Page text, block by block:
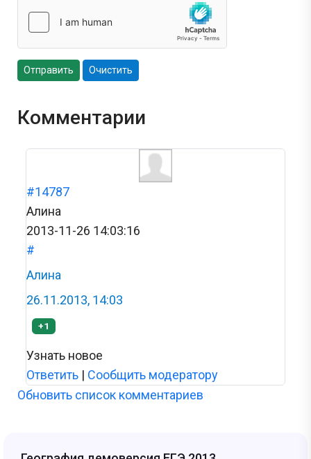
Отправить Очистить
Комментарии
#14787
Алина
2013-11-26 14:03:16
#
Алина
26.11.2013, 14:03
+1
Узнать новое
Ответить | Сообщить модератору
Обновить список комментариев